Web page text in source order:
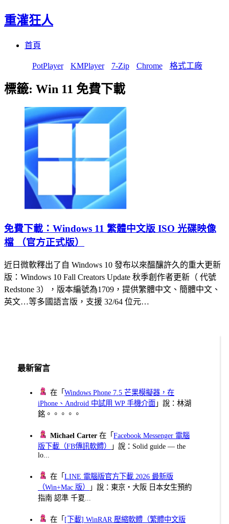
重灌狂人
首頁
PotPlayer KMPlayer 7-Zip Chrome 格式工廠
標籤: Win 11 免費下載
免費下載：Windows 11 繁體中文版 ISO 光碟映像
檔 （官方正式版）
近日微軟釋出了自 Windows 10 發布以來醞釀許久的重大更新
版：Windows 10 Fall Creators Update 秋季創作者更新（ 代號
Redstone 3），版本編號為1709，提供繁體中文、簡體中文、
英文…等多國語言版，支援 32/64 位元…
最新留言
在「Windows Phone 7.5 芒果模擬器，在
iPhone、Android 中試用 WP 手機介面 」說：林湖
銘。。。。。
Michael Carter 在「Facebook Messenger 電腦
版下載（FB傳訊軟體）
」說：Solid guide — the
lo...
在「LINE 電腦版官方下載 2026 最新版
（Win+Mac 版）
」說：東京・大阪 日本女生預約
指南 認準 千夏...
在「 [下載] WinRAR 壓縮軟體（繁體中文版